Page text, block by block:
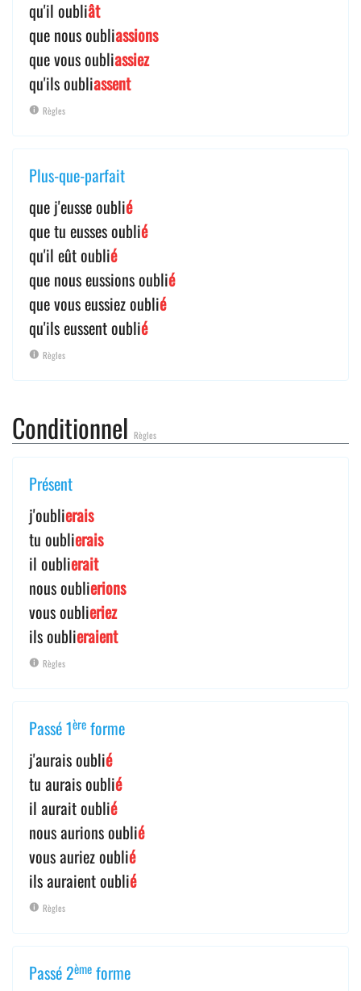
qu'il oubliât
que nous oubliassions
que vous oubliassiez
qu'ils oubliassent
Règles
Plus-que-parfait
que j'eusse oublié
que tu eusses oublié
qu'il eût oublié
que nous eussions oublié
que vous eussiez oublié
qu'ils eussent oublié
Règles
Conditionnel Règles
Présent
j'oublierais
tu oublierais
il oublierait
nous oublierions
vous oublieriez
ils oublieraient
Règles
Passé 1ère forme
j'aurais oublié
tu aurais oublié
il aurait oublié
nous aurions oublié
vous auriez oublié
ils auraient oublié
Règles
Passé 2ème forme